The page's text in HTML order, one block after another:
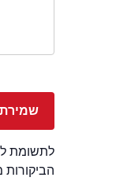
לתשומת
הביקורות